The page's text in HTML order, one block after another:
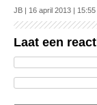
JB | 16 april 2013 | 15:55
Laat een